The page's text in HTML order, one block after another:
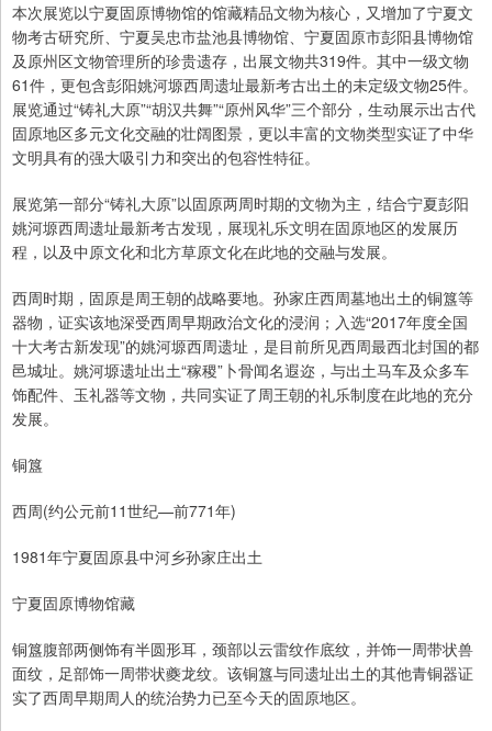
本次展览以宁夏固原博物馆的馆藏精品文物为核心，又增加了宁夏文
物考古研究所、宁夏吴忠市盐池县博物馆、宁夏固原市彭阳县博物馆
及原州区文物管理所的珍贵遗存，出展文物共319件。其中一级文物
61件，更包含彭阳姚河塬西周遗址最新考古出土的未定级文物25件。
展览通过“铸礼大原”“胡汉共舞”“原州风华”三个部分，生动展示出古代
固原地区多元文化交融的壮阔图景，更以丰富的文物类型实证了中华
文明具有的强大吸引力和突出的包容性特征。
展览第一部分“铸礼大原”以固原两周时期的文物为主，结合宁夏彭阳
姚河塬西周遗址最新考古发现，展现礼乐文明在固原地区的发展历
程，以及中原文化和北方草原文化在此地的交融与发展。
西周时期，固原是周王朝的战略要地。孙家庄西周墓地出土的铜簋等
器物，证实该地深受西周早期政治文化的浸润；入选“2017年度全国
十大考古新发现”的姚河塬西周遗址，是目前所见西周最西北封国的都
邑城址。姚河塬遗址出土“稼稷”卜骨闻名遐迩，与出土马车及众多车
饰配件、玉礼器等文物，共同实证了周王朝的礼乐制度在此地的充分
发展。
铜簋
西周(约公元前11世纪—前771年)
1981年宁夏固原县中河乡孙家庄出土
宁夏固原博物馆藏
铜簋腹部两侧饰有半圆形耳，颈部以云雷纹作底纹，并饰一周带状兽
面纹，足部饰一周带状夔龙纹。该铜簋与同遗址出土的其他青铜器证
实了西周早期周人的统治势力已至今天的固原地区。